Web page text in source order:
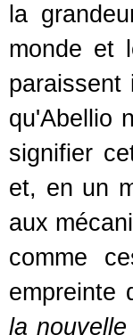
la
monde et
qu'Abellio
signifier
et, en un
aux
comme
empreinte
la